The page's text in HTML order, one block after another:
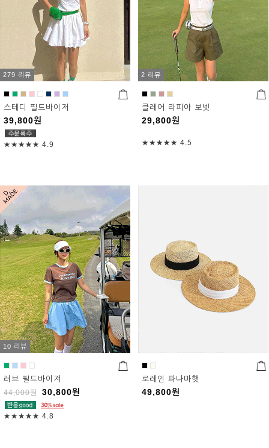
279 리뷰
스테디 필드바이저
39,800원
★★★★★ 4.9
2 리뷰
클레어 라피아 보넷
29,800원
★★★★★ 4.5
10 리뷰
러브 필드바이저
44,000원 30,800원
★★★★★ 4.8
로레인 파나마햇
49,800원